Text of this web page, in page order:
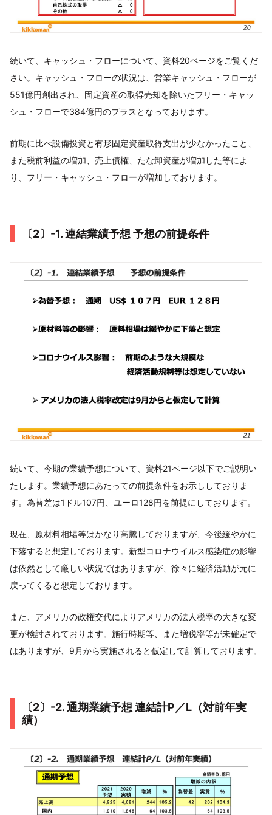
続いて、キャッシュ・フローについて、資料20ページをご覧くだ
さい。キャッシュ・フローの状況は、営業キャッシュ・フローが
551億円創出され、固定資産の取得売却を除いたフリー・キャッ
シュ・フローで384億円のプラスとなっております。
前期に比べ設備投資と有形固定資産取得支出が少なかったこと、
また税前利益の増加、売上債権、たな卸資産が増加した等によ
り、フリー・キャッシュ・フローが増加しております。
〔2〕-1. 連結業績予想 予想の前提条件
続いて、今期の業績予想について、資料21ページ以下でご説明い
たします。業績予想にあたっての前提条件をお示ししておりま
す。為替差は1ドル107円、ユーロ128円を前提にしております。
現在、原材料相場等はかなり高騰しておりますが、今後緩やかに
下落すると想定しております。新型コロナウイルス感染症の影響
は依然として厳しい状況ではありますが、徐々に経済活動が元に
戻ってくると想定しております。
また、アメリカの政権交代によりアメリカの法人税率の大きな変
更が検討されております。施行時期等、また増税率等が未確定で
はありますが、9月から実施されると仮定して計算しております。
〔2〕-2. 通期業績予想 連結計P／L（対前年実
績）